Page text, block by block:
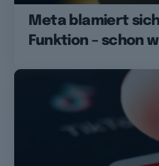
Meta blamiert
Funktion – schon